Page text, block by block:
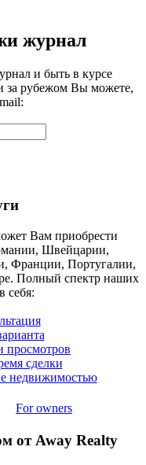
журнал
и быть в курсе
за рубежом Вы можете,
Вам приобрести
Швейцарии,
Франции, Португалии,
Полный спектр наших
себя:
просмотров
сделки
недвижимостью
For owners
от Away Realty